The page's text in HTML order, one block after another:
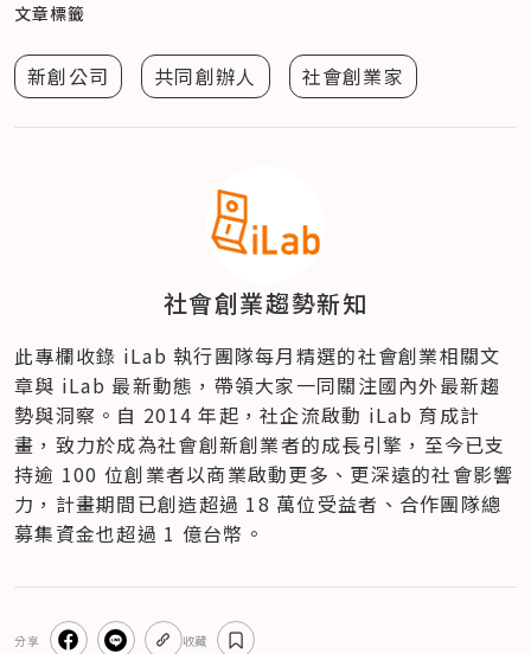
文章標籤
新創公司 共同創辦人 社會創業家
社會創業趨勢新知
此專欄收錄 iLab 執行團隊每月精選的社會創業相關文
章與 iLab 最新動態，帶領大家一同關注國內外最新趨
勢與洞察。自 2014 年起，社企流啟動 iLab 育成計
畫，致力於成為社會創新創業者的成長引擎，至今已支
持逾 100 位創業者以商業啟動更多、更深遠的社會影響
力，計畫期間已創造超過 18 萬位受益者、合作團隊總
募集資金也超過 1 億台幣。
分享 收藏